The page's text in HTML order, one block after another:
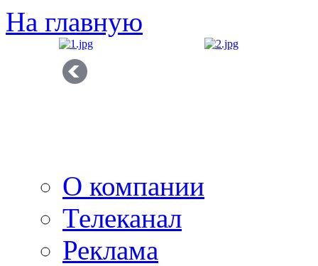
На главную
О компании
Телеканал
Реклама